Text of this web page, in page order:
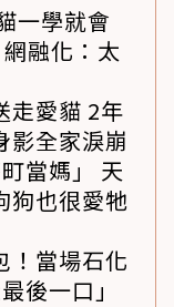
一學就會
融化：太
走愛貓 2年
影全家淚崩
當媽」 天
狗也很愛牠
！當場石化
後一口」